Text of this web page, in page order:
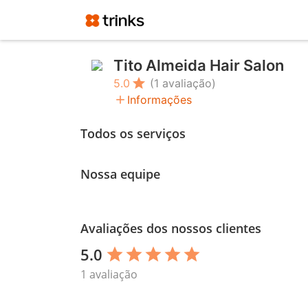
Tito Almeida Hair Salon
5.0 star (1 avaliação)
add Informações
Todos os serviços
Nossa equipe
Avaliações dos nossos clientes
5.0 star star star star star
1 avaliação